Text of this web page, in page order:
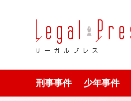
刑事事件 少年事件